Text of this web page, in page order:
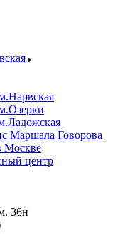
Маршала Говорова
Москве
центр
36н